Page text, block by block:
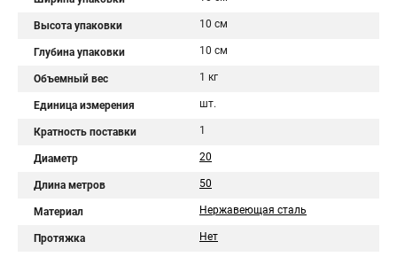
Высота упаковки 10 см
Глубина упаковки 10 см
Объемный вес 1 кг
Единица измерения шт.
Кратность поставки 1
Диаметр 20
Длина метров 50
Материал Нержавеющая сталь
Протяжка Нет